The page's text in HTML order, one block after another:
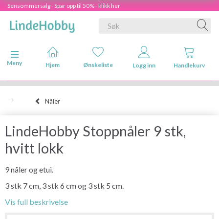
Sensommersalg - Spar opp til 50% - klikk her
Veksle navigasjon
Meny
Hjem Ønskeliste Logg inn Handlekurv
Nåler
LindeHobby Stoppnåler 9 stk,
hvitt lokk
9 nåler og etui.
3 stk 7 cm, 3 stk 6 cm og 3 stk 5 cm.
Vis full beskrivelse